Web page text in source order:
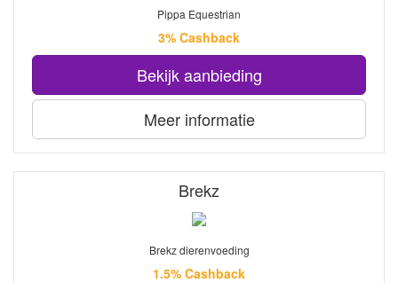
Pippa Equestrian
3% Cashback
Bekijk aanbieding
Meer informatie
Brekz
Brekz dierenvoeding
1.5% Cashback